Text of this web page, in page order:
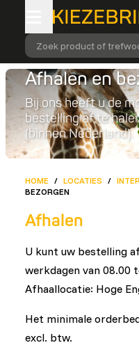
Zoek product of
Afhalen en
Bij ons heeft u de
bestelling af te
(binnen Nederland).
HOME / LOCATIES /
BEZORGEN
Afhalen
U kunt uw bestelling
werkdagen van 08.00
Afhaallocatie: Hoge
Het minimale
excl. btw.